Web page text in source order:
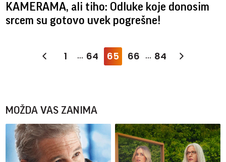
KAMERAMA, ali tiho: Odluke koje donosim
srcem su gotovo uvek pogrešne!
1 ... 64 65 66 ... 84
MOŽDA VAS ZANIMA